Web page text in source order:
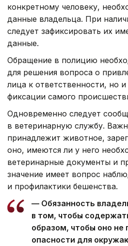
конкретному человеку,
данные владельца. При
следует зафиксировать их
данные.
Обращение в полицию
для решения вопроса о
лица к ответственности, но
фиксации самого
Одновременно следует
в ветеринарную службу.
принадлежит животное,
оно, имеются ли у него
ветеринарные документы и
значение имеет вопрос
и профилактики бешенства.
— Обязанность
в том, чтобы
образом, чтобы оно не
опасности для